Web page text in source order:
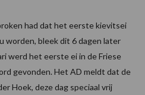
had dat het eerste kievitsei
worden, bleek dit 6 dagen later
werd het eerste ei in de Friese
gevonden. Het AD meldt dat de
Hoek, deze dag speciaal vrij